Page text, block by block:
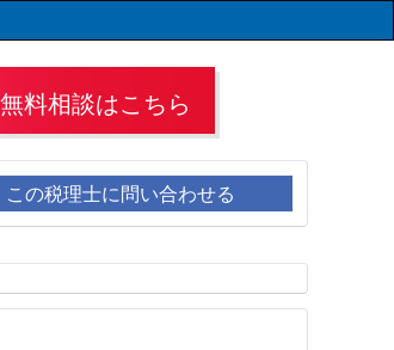
料相談はこちら
この税理士に問い合わせる